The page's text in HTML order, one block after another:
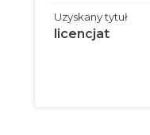
Uzyskany tytuł
licencjat